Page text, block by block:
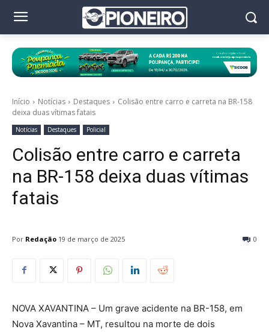
Início Notícias Destaques
Colisão entre carro e carreta na BR-158
deixa duas vítimas fatais
Notícias Destaques Policial
Colisão entre carro e carreta
na BR-158 deixa duas vítimas
fatais
Por Redação 0
19 de março de 2025
NOVA XAVANTINA – Um grave acidente na BR-158, em
Nova Xavantina – MT, resultou na morte de dois